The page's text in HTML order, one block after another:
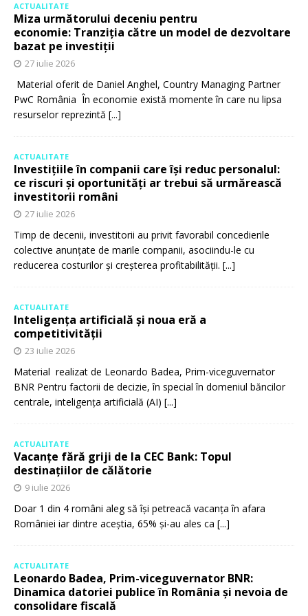
ACTUALITATE
Miza următorului deceniu pentru
economie: Tranziția către un model de dezvoltare
bazat pe investiții
27 iulie 2026
Material oferit de Daniel Anghel, Country Managing Partner
PwC România În economie există momente în care nu lipsa
resurselor reprezintă [...]
ACTUALITATE
Investițiile în companii care își reduc personalul:
ce riscuri și oportunități ar trebui să urmărească
investitorii români
27 iulie 2026
Timp de decenii, investitorii au privit favorabil concedierile
colective anunțate de marile companii, asociindu-le cu
reducerea costurilor și creșterea profitabilității. [...]
ACTUALITATE
Inteligența artificială și noua eră a
competitivității
23 iulie 2026
Material realizat de Leonardo Badea, Prim-viceguvernator
BNR Pentru factorii de decizie, în special în domeniul băncilor
centrale, inteligența artificială (AI) [...]
ACTUALITATE
Vacanțe fără griji de la CEC Bank: Topul
destinațiilor de călătorie
9 iulie 2026
Doar 1 din 4 români aleg să își petreacă vacanța în afara
României iar dintre aceștia, 65% și-au ales ca [...]
ACTUALITATE
Leonardo Badea, Prim-viceguvernator BNR:
Dinamica datoriei publice în România și nevoia de
consolidare fiscală